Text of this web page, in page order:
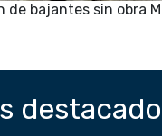
de bajantes sin obra